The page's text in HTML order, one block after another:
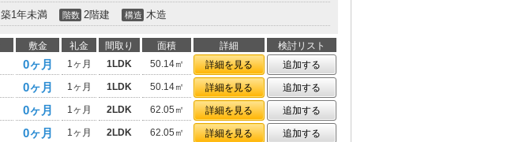
築1年未満 階数 2階建 構造 木造
敷金 礼金 間取り 面積 詳細
検討リスト
0ヶ月 1ヶ月 1LDK 50.14㎡ 詳細を見る
追加する
0ヶ月 1ヶ月 1LDK 50.14㎡ 詳細を見る
追加する
0ヶ月 1ヶ月 2LDK 62.05㎡ 詳細を見る
追加する
0ヶ月 1ヶ月 2LDK 62.05㎡ 詳細を見る 追加する